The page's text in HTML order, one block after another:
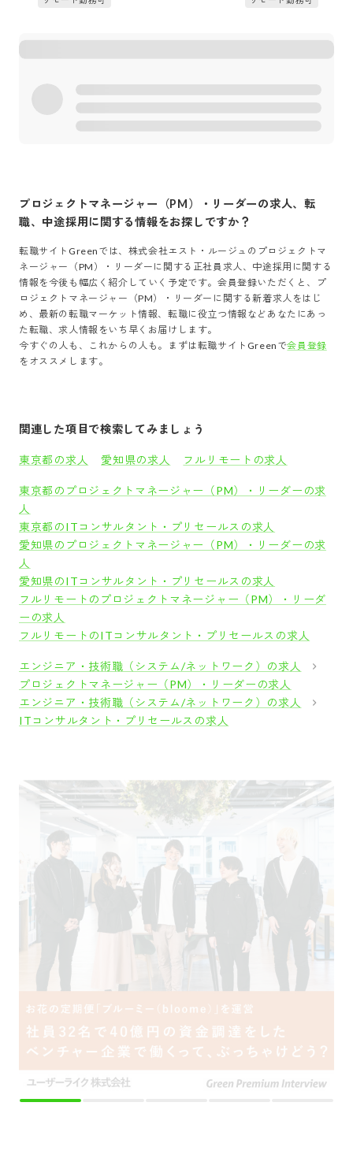
プロジェクトマネージャー（PM）・リーダーの求人、転
職、中途採用に関する情報をお探しですか？
転職サイトGreenでは、 株式会社エスト・ルージュ の プロジェクトマ
ネージャー（PM）・リーダー に関する正社員求人、中途採用に関する
情報を今後も幅広く紹介していく予定です。会員登録いただくと、
プ
ロジェクトマネージャー（PM）・リーダー に関する新着求人をはじ
め、最新の転職マーケット情報、転職に役立つ情報などあなたにあっ
た転職、求人情報をいち早くお届けします。
今すぐの人も、これからの人も。まずは転職サイトGreenで会員登録
をオススメします。
関連した項目で検索してみましょう
東京都の求人 愛知県の求人 フルリモートの求人
東京都のプロジェクトマネージャー（PM）・リーダーの求
人
東京都のITコンサルタント・プリセールスの求人
愛知県のプロジェクトマネージャー（PM）・リーダーの求
人
愛知県のITコンサルタント・プリセールスの求人
フルリモートのプロジェクトマネージャー（PM）・リーダ
ーの求人
フルリモートのITコンサルタント・プリセールスの求人
エンジニア・技術職（システム/ネットワーク）の求人
プロジェクトマネージャー（PM）・リーダーの求人
エンジニア・技術職（システム/ネットワーク）の求人
ITコンサルタント・プリセールスの求人
採用をお考えの方 運営会社プライバシーポリシー
セキュリティポリシー
利用者情報の外部送信
利用規約 サイトマップ Green Identity
Copyright© Atrae, Inc. All Right Reserved.
エンジニア・技術職（システム/ネットワーク）の求人
【リモート可】エンタメ・IT案件を上流から促進するPM／裁量大きめの業務委託ポジシ